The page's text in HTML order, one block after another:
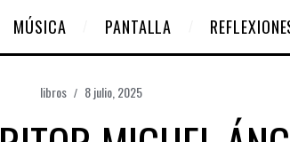
MÚSICA PANTALLA
libros 8 julio, 2025